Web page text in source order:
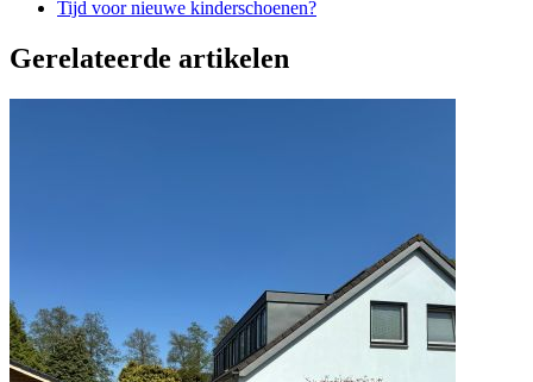
Tijd voor nieuwe kinderschoenen?
Gerelateerde artikelen